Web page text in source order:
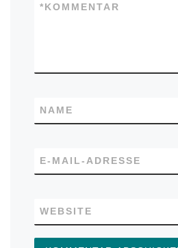
KOMMENTAR
*
NAME
E-MAIL-ADRESSE
WEBSITE